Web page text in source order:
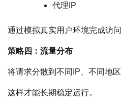
代理IP
通过模拟真实用户环境完成访问
策略四：流量分布
将请求分散到不同IP、不同地区
这样才能长期稳定运行。